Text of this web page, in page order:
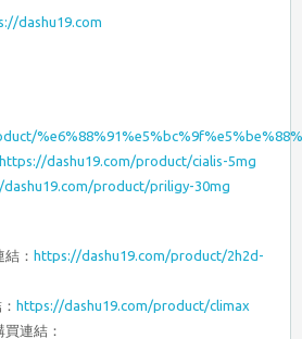
dashu19.com
https://dashu19.com/product/cialis-5mg
product/priligy-30mg
結： https://dashu19.com/product/2h2d-
https://dashu19.com/product/climax
買連結：